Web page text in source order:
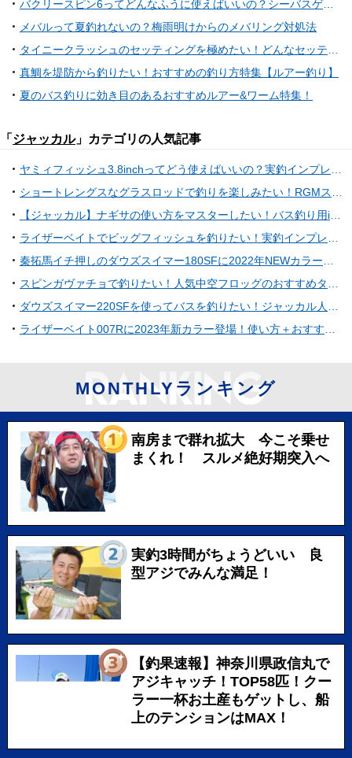
バクリースピン6ってどんなふうに使えばいいの？シーバスゲーム用スピンテールジグ
メバルって夏釣れないの？梅雨明けからのメバリング対処法
真鯛を堤防から釣りたい！おすすめの釣り方特集【ルアー釣り】
夏のバス釣りに効き目のあるおすすめルアー&ワーム特集！
「 ジャッカル」カテゴリの人気記事
MONTHLYランキング
南房まで群れ拡大 今こそ乗せ
まくれ！ スルメ絶好期突入へ
実釣3時間がちょうどいい 良
型アジでみんな満足！
【釣果速報】神奈川県政信丸で
アジキャッチ！TOP58匹！クー
ラー一杯お土産もゲットし、船
上のテンションはMAX！